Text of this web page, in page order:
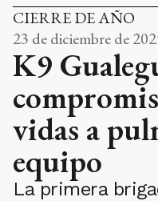
CIERRE DE AÑO
23 de diciembre de
K9
vidas a
equipo
La primera